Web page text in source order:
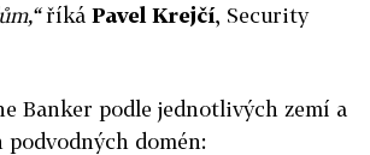
říká Pavel Krejčí, Security
Banker podle jednotlivých zemí a
podvodných domén: